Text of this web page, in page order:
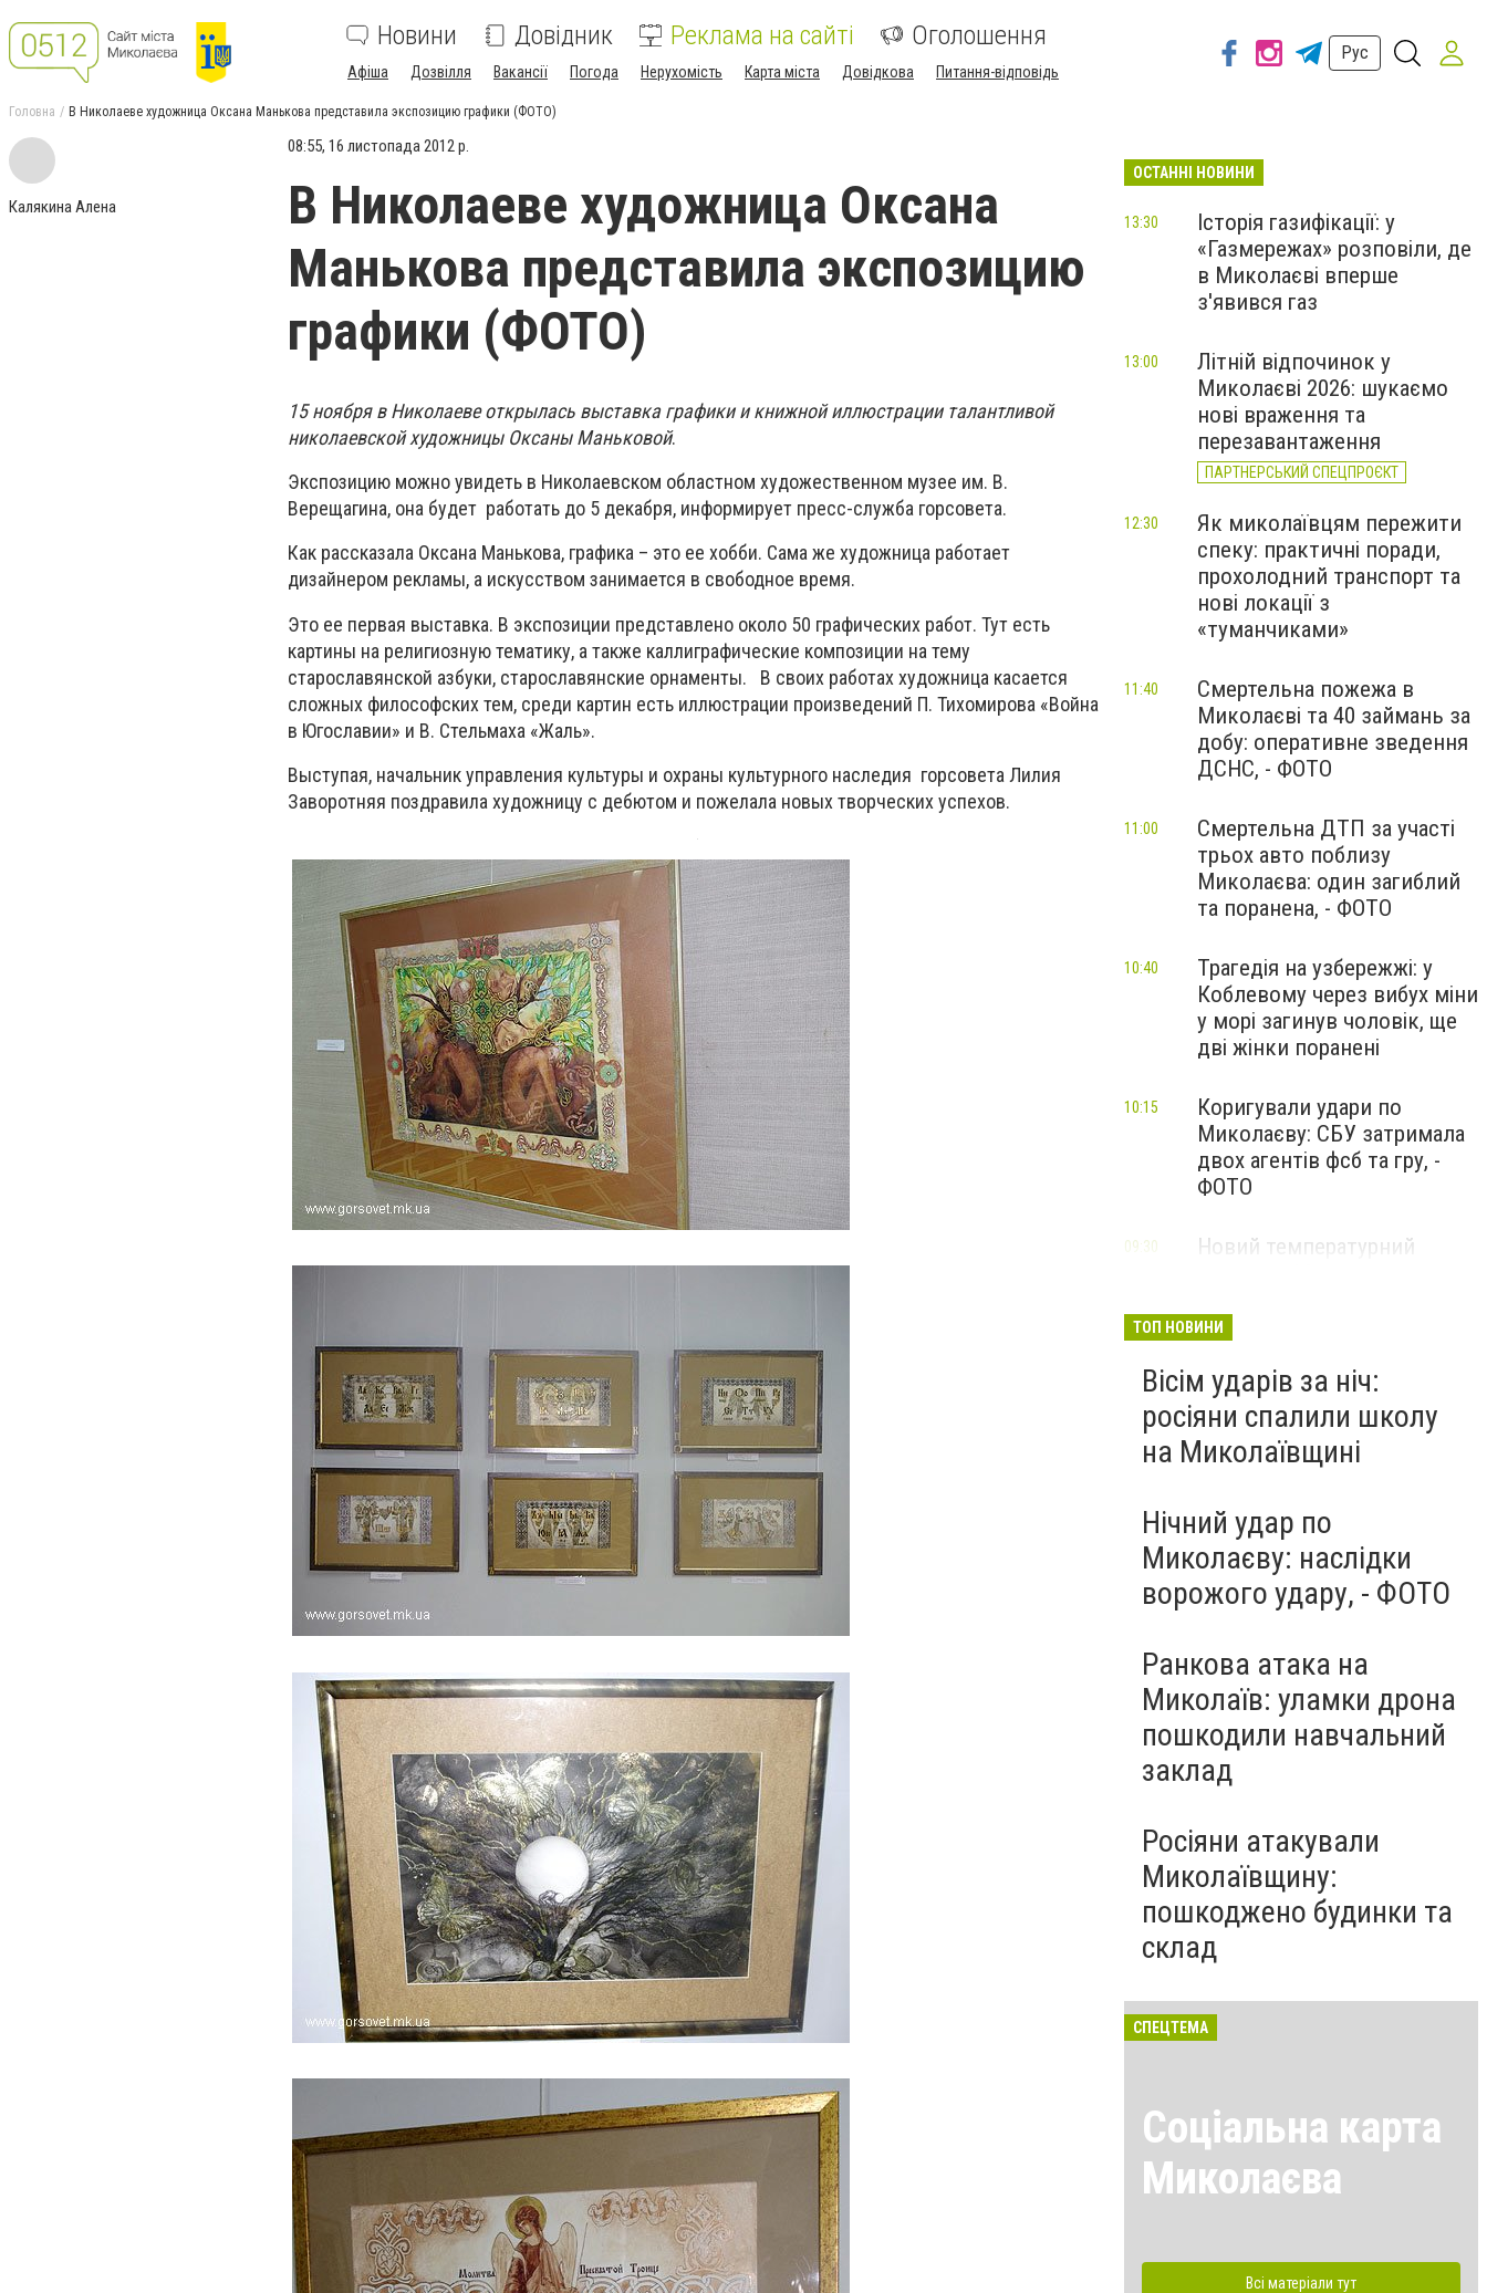
Новини Довідник Реклама на сайті Оголошення
Афіша Дозвілля Вакансії Погода Нерухомість Карта міста Довідкова Питання-відповідь
Рус
Головна В Николаеве художница Оксана Манькова представила экспозицию графики (ФОТО)
Калякина Алена
08:55, 16 листопада 2012 р.
В Николаеве художница Оксана
Манькова представила экспозицию
графики (ФОТО)
15 ноября в Николаеве открылась выставка графики и книжной иллюстрации талантливой
николаевской художницы Оксаны Маньковой.
Экспозицию можно увидеть в Николаевском областном художественном музее им. В.
Верещагина, она будет работать до 5 декабря, информирует пресс-служба горсовета.
Как рассказала Оксана Манькова, графика – это ее хобби. Сама же художница работает
дизайнером рекламы, а искусством занимается в свободное время.
Это ее первая выставка. В экспозиции представлено около 50 графических работ. Тут есть
картины на религиозную тематику, а также каллиграфические композиции на тему
старославянской азбуки, старославянские орнаменты. В своих работах художница касается
сложных философских тем, среди картин есть иллюстрации произведений П. Тихомирова «Война
в Югославии» и В. Стельмаха «Жаль».
Выступая, начальник управления культуры и охраны культурного наследия горсовета Лилия
Заворотняя поздравила художницу с дебютом и пожелала новых творческих успехов.
ОСТАННІ НОВИНИ
Історія газифікації: у
«Газмережах» розповіли, де
в Миколаєві вперше
з'явився газ
13:30
Літній відпочинок у
Миколаєві 2026: шукаємо
нові враження та
перезавантаження
ПАРТНЕРСЬКИЙ СПЕЦПРОЄКТ
13:00
Як миколаївцям пережити
спеку: практичні поради,
прохолодний транспорт та
нові локації з
«туманчиками»
12:30
Смертельна пожежа в
Миколаєві та 40 займань за
добу: оперативне зведення
ДСНС, - ФОТО
11:40
Смертельна ДТП за участі
трьох авто поблизу
Миколаєва: один загиблий
та поранена, - ФОТО
11:00
Трагедія на узбережжі: у
Коблевому через вибух міни
у морі загинув чоловік, ще
дві жінки поранені
10:40
Коригували удари по
Миколаєву: СБУ затримала
двох агентів фсб та гру, -
ФОТО
10:15
Новий температурний
09:30
ТОП НОВИНИ
Вісім ударів за ніч:
росіяни спалили школу
на Миколаївщині
Нічний удар по
Миколаєву: наслідки
ворожого удару, - ФОТО
Ранкова атака на
Миколаїв: уламки дрона
пошкодили навчальний
заклад
Росіяни атакували
Миколаївщину:
пошкоджено будинки та
склад
СПЕЦТЕМА
Соціальна карта
Миколаєва
Всі матеріали тут